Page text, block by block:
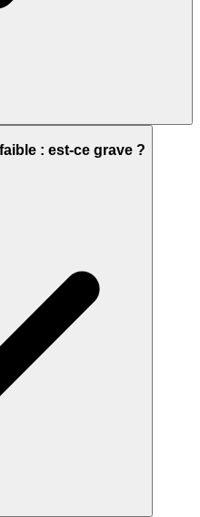
: est-ce grave ?